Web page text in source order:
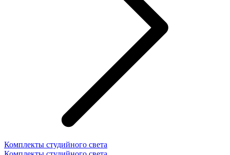
Комплекты студийного света